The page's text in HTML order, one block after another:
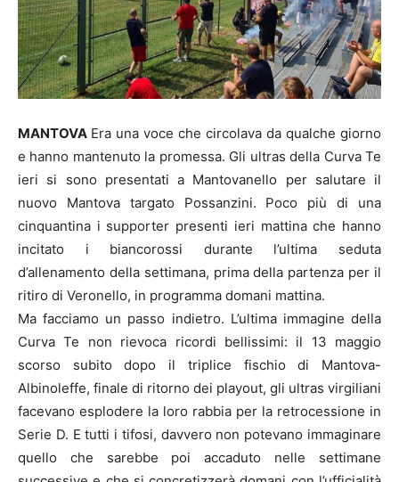
MANTOVA Era una voce che circolava da qualche giorno
e hanno mantenuto la promessa. Gli ultras della Curva Te
ieri si sono presentati a Mantovanello per salutare il
nuovo Mantova targato Possanzini. Poco più di una
cinquantina i supporter presenti ieri mattina che hanno
incitato i biancorossi durante l’ultima seduta
d’allenamento della settimana, prima della partenza per il
ritiro di Veronello, in programma domani mattina.
Ma facciamo un passo indietro. L’ultima immagine della
Curva Te non rievoca ricordi bellissimi: il 13 maggio
scorso subito dopo il triplice fischio di Mantova-
Albinoleffe, finale di ritorno dei playout, gli ultras virgiliani
facevano esplodere la loro rabbia per la retrocessione in
Serie D. E tutti i tifosi, davvero non potevano immaginare
quello che sarebbe poi accaduto nelle settimane